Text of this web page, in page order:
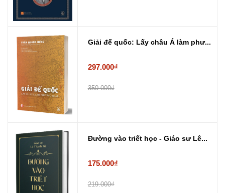
Giải đế quốc: Lấy châu Á làm phư...
297.000₫
350.000₫
Đường vào triết học - Giáo sư Lê...
175.000₫
219.000₫